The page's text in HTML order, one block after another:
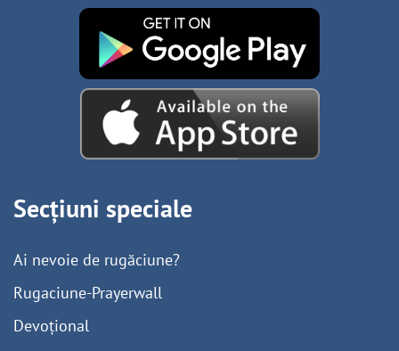
Secțiuni speciale
Ai nevoie de rugăciune?
Rugaciune-Prayerwall
Devoțional